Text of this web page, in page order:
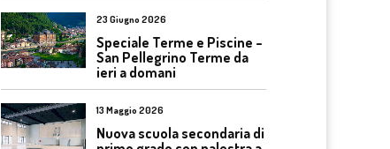
23 Giugno 2026
Speciale Terme e Piscine –
San Pellegrino Terme da
ieri a domani
13 Maggio 2026
Nuova scuola secondaria di